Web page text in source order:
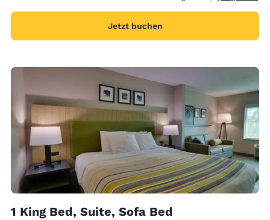
Jetzt buchen
1 King Bed, Suite, Sofa Bed